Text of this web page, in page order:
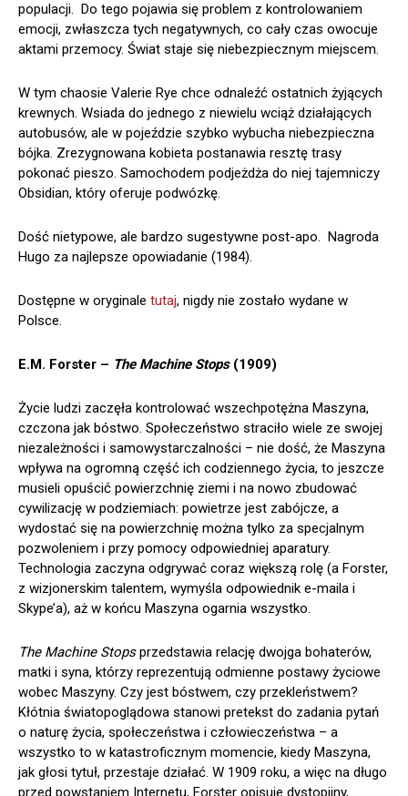
populacji. Do tego pojawia się problem z kontrolowaniem
emocji, zwłaszcza tych negatywnych, co cały czas owocuje
aktami przemocy. Świat staje się niebezpiecznym miejscem.
W tym chaosie Valerie Rye chce odnaleźć ostatnich żyjących
krewnych. Wsiada do jednego z niewielu wciąż działających
autobusów, ale w pojeździe szybko wybucha niebezpieczna
bójka. Zrezygnowana kobieta postanawia resztę trasy
pokonać pieszo. Samochodem podjeżdża do niej tajemniczy
Obsidian, który oferuje podwózkę.
Dość nietypowe, ale bardzo sugestywne post-apo. Nagroda
Hugo za najlepsze opowiadanie (1984).
Dostępne w oryginale tutaj, nigdy nie zostało wydane w
Polsce.
E.M. Forster – The Machine Stops (1909)
Życie ludzi zaczęła kontrolować wszechpotężna Maszyna,
czczona jak bóstwo. Społeczeństwo straciło wiele ze swojej
niezależności i samowystarczalności – nie dość, że Maszyna
wpływa na ogromną część ich codziennego życia, to jeszcze
musieli opuścić powierzchnię ziemi i na nowo zbudować
cywilizację w podziemiach: powietrze jest zabójcze, a
wydostać się na powierzchnię można tylko za specjalnym
pozwoleniem i przy pomocy odpowiedniej aparatury.
Technologia zaczyna odgrywać coraz większą rolę (a Forster,
z wizjonerskim talentem, wymyśla odpowiednik e-maila i
Skype’a), aż w końcu Maszyna ogarnia wszystko.
The Machine Stopsprzedstawia relację dwojga bohaterów,
matki i syna, którzy reprezentują odmienne postawy życiowe
wobec Maszyny. Czy jest bóstwem, czy przekleństwem?
Kłótnia światopoglądowa stanowi pretekst do zadania pytań
o naturę życia, społeczeństwa i człowieczeństwa – a
wszystko to w katastroficznym momencie, kiedy Maszyna,
jak głosi tytuł, przestaje działać. W 1909 roku, a więc na długo
przed powstaniem Internetu, Forster opisuje dystopijny,